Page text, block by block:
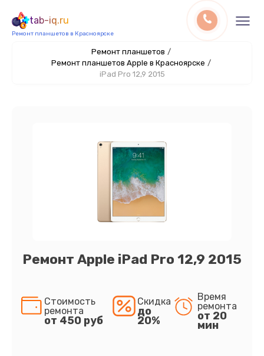
tab-iq.ru
Ремонт планшетов в Красноярске
Ремонт планшетов /
Ремонт планшетов Apple в Красноярске /
iPad Pro 12,9 2015
Ремонт Apple iPad Pro 12,9 2015
Стоимость
ремонта
от 450 руб
Скидка
до
20%
Время
ремонта
от 20
мин